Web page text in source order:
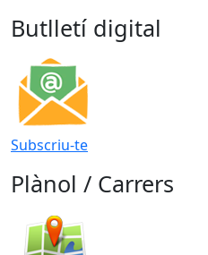
Butlletí digital
Subscriu-te
Plànol / Carrers